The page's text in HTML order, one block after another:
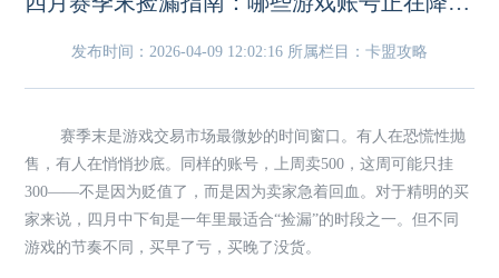
发布时间：2026-04-09 12:02:16 所属栏目：卡盟攻略
赛季末是游戏交易市场最微妙的时间窗口。有人在恐慌性抛
售，有人在悄悄抄底。同样的账号，上周卖500，这周可能只挂
300——不是因为贬值了，而是因为卖家急着回血。对于精明的买
家来说，四月中下旬是一年里最适合“捡漏”的时段之一。但不同
游戏的节奏不同，买早了亏，买晚了没货。